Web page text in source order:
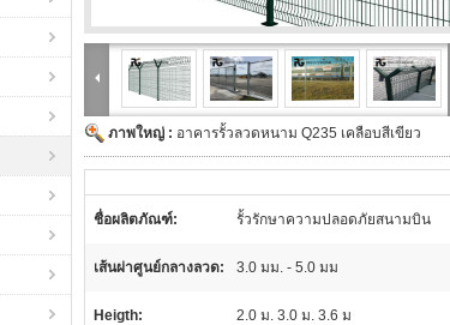
ภาพใหญ่ : อาคารรั้วลวดหนาม Q235 เคลือบสีเขียว
ชื่อผลิตภัณฑ์: รั้วรักษาความปลอดภัยสนามบิน
เส้นผ่าศูนย์กลางลวด: 3.0 มม. - 5.0 มม
Heigth: 2.0 ม. 3.0 ม. 3.6 ม